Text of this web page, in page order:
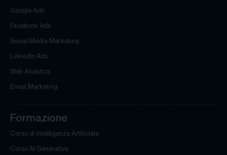
Google Ads
Facebook Ads
Social Media Marketing
LinkedIn Ads
Web Analytics
Email Marketing
Formazione
Corso di Intelligenza Artificiale
Corso AI Generativa